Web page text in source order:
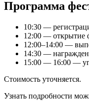
Программа
10:30 —
12:00 — открытие
12:00–14:00 —
14:30 —
15:00 — 16:00 —
Стоимость уточняется.
Узнать подробности